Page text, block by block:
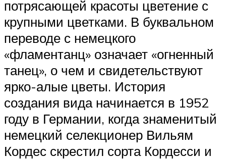
потрясающей красоты цветение с
крупными цветками. В буквальном
переводе с немецкого
«фламентанц» означает «огненный
танец», о чем и свидетельствуют
ярко-алые цветы. История
создания вида начинается в 1952
году в Германии, когда знаменитый
немецкий селекционер Вильям
Кордес скрестил сорта Кордесси и